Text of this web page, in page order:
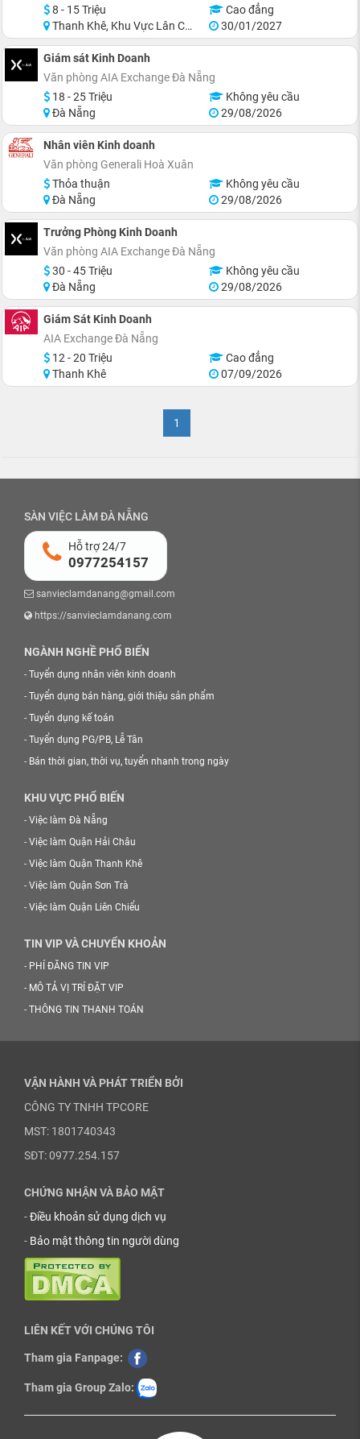
8 - 15 Triệu
Cao đẳng
Thanh Khê, Khu Vực Lân Cận Đà Nẵng
30/01/2027
Giám sát Kinh Doanh
Văn phòng AIA Exchange Đà Nẵng
18 - 25 Triệu
Không yêu cầu
Đà Nẵng
29/08/2026
Nhân viên Kinh doanh
Văn phòng Generali Hoà Xuân
Thỏa thuận
Không yêu cầu
Đà Nẵng
29/08/2026
Trưởng Phòng Kinh Doanh
Văn phòng AIA Exchange Đà Nẵng
30 - 45 Triệu
Không yêu cầu
Đà Nẵng
29/08/2026
Giám Sát Kinh Doanh
AIA Exchange Đà Nẵng
12 - 20 Triệu
Cao đẳng
Thanh Khê
07/09/2026
1
SÀN VIỆC LÀM ĐÀ NẴNG
Hỗ trợ 24/7
0977254157
sanvieclamdanang@gmail.com
https://sanvieclamdanang.com
NGÀNH NGHỀ PHỔ BIẾN
- Tuyển dụng nhân viên kinh doanh
- Tuyển dụng bán hàng, giới thiệu sản phẩm
- Tuyển dụng kế toán
- Tuyển dụng PG/PB, Lễ Tân
- Bán thời gian, thời vụ, tuyển nhanh trong ngày
KHU VỰC PHỔ BIẾN
- Việc làm Đà Nẵng
- Việc làm Quận Hải Châu
- Việc làm Quận Thanh Khê
- Việc làm Quận Sơn Trà
- Việc làm Quận Liên Chiểu
TIN VIP VÀ CHUYỂN KHOẢN
- PHÍ ĐĂNG TIN VIP
- MÔ TẢ VỊ TRÍ ĐẶT VIP
- THÔNG TIN THANH TOÁN
VẬN HÀNH VÀ PHÁT TRIỂN BỞI
CÔNG TY TNHH TPCORE
MST: 1801740343
SĐT: 0977.254.157
CHỨNG NHẬN VÀ BẢO MẬT
-Điều khoản sử dụng dịch vụ
- Bảo mật thông tin người dùng
LIÊN KẾT VỚI CHÚNG TÔI
Tham gia Fanpage:
Tham gia Group Zalo: